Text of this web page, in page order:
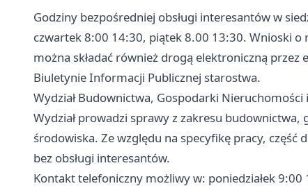
Godziny bezpośredniej obsługi interesantów w
czwartek 8:00 14:30, piątek 8.00 13:30. Wnioski
można składać również drogą elektroniczną przez
Biuletynie Informacji Publicznej starostwa.
Wydział Budownictwa, Gospodarki
Wydział prowadzi sprawy z zakresu
środowiska. Ze względu na specyfikę pracy, część
bez obsługi interesantów.
Kontakt telefoniczny możliwy w: poniedziałek